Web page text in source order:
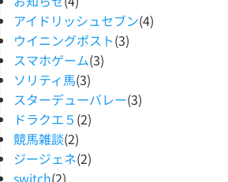
アイドリッシュセブン(4)
ウイニングポスト(3)
スマホゲーム(3)
ソリティ馬(3)
スターデューバレー(3)
ドラクエ５ (2)
競馬雑談(2)
ジージェネ(2)
switch(2)